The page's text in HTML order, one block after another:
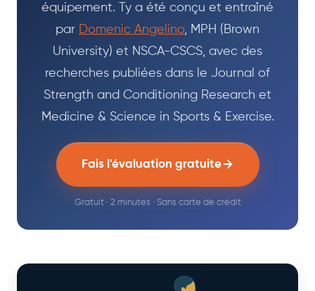
équipement. Ty a été conçu et entraîné
par Domenic Angelino, MPH (Brown
University) et NSCA-CSCS, avec des
recherches publiées dans le Journal of
Strength and Conditioning Research et
Medicine & Science in Sports & Exercise.
Fais l'évaluation gratuite
Gratuit · 2 minutes · Sans carte de crédit